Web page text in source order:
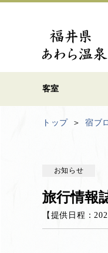
客室
トップ 宿ブ
お知らせ
旅行情報
【提供日程：